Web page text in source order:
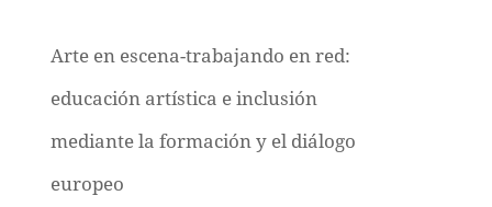
Arte en escena-trabajando en red:
educación artística e inclusión
mediante la formación y el diálogo
europeo